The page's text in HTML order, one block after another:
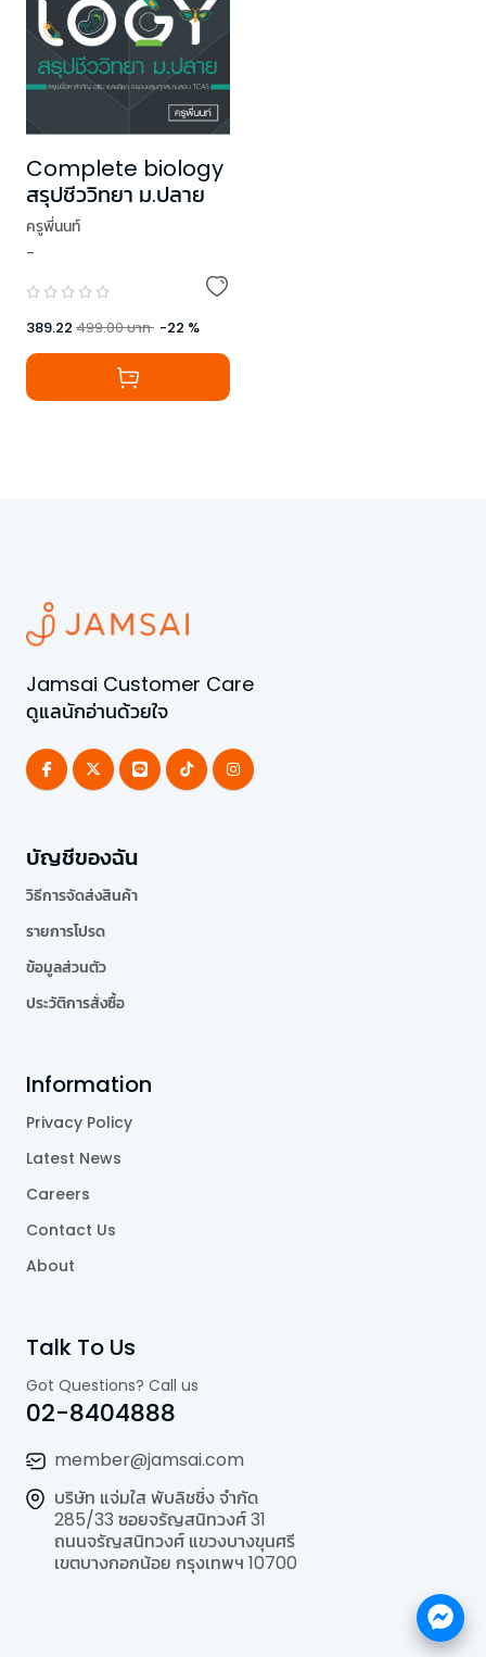
Complete biology
สรุปชีววิทยา ม.ปลาย
ครูพี่นนท์
-
389.22 499.00บาท -22 %
Jamsai Customer Care
ดูแลนักอ่านด้วยใจ
บัญชีของฉัน
วิธีการจัดส่งสินค้า
รายการโปรด
ข้อมูลส่วนตัว
ประวัติการสั่งซื้อ
Information
Privacy Policy
Latest News
Careers
Contact Us
About
Talk To Us
Got Questions? Call us
02-8404888
member@jamsai.com
บริษัท แจ่มใส พับลิชชิ่ง จำกัด
285/33 ซอยจรัญสนิทวงศ์ 31
ถนนจรัญสนิทวงศ์ แขวงบางขุนศรี
เขตบางกอกน้อย กรุงเทพฯ 10700